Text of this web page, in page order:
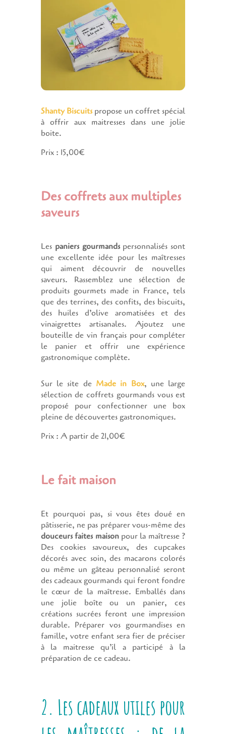
Shanty Biscuitspropose un coffret spécial
à offrir aux maitresses dans une jolie
boite.
Prix : 15,00€
Des coffrets aux multiples
saveurs
Les paniers gourmandspersonnalisés sont
une excellente idée pour les maîtresses
qui aiment découvrir de nouvelles
saveurs. Rassemblez une sélection de
produits gourmets made in France, tels
que des terrines, des confits, des biscuits,
des huiles d’olive aromatisées et des
vinaigrettes artisanales. Ajoutez une
bouteille de vin français pour compléter
le panier et offrir une expérience
gastronomique complète.
Sur le site de Made in Box, une large
sélection de coffrets gourmands vous est
proposé pour confectionner une box
pleine de découvertes gastronomiques.
Prix : A partir de 21,00€
Le fait maison
Et pourquoi pas, si vous êtes doué en
pâtisserie, ne pas préparer vous-même des
douceurs faites maisonpour la maîtresse ?
Des cookies savoureux, des cupcakes
décorés avec soin, des macarons colorés
ou même un gâteau personnalisé seront
des cadeaux gourmands qui feront fondre
le cœur de la maîtresse. Emballés dans
une jolie boîte ou un panier, ces
créations sucrées feront une impression
durable. Préparer vos gourmandises en
famille, votre enfant sera fier de préciser
à la maitresse qu’il a participé à la
préparation de ce cadeau.
2. Les cadeaux utiles pour